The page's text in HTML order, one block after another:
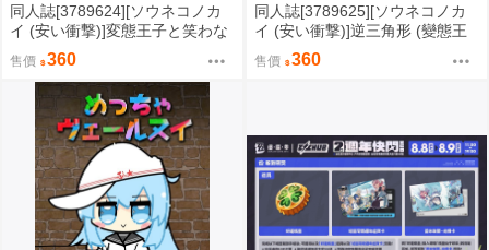
同人誌[3789624][ソウネコノカ
イ (安い衝撃)]変態王子と笑わな
い花嫁。 (變態王子與不笑貓)
售價 360
同人誌[3789625][ソウネコノカ
イ (安い衝撃)]逆三角形 (變態王
子與不笑貓)
售價 360